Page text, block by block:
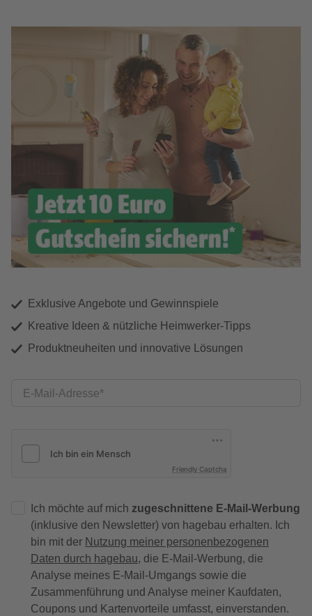
Exklusive Angebote und Gewinnspiele
Kreative Ideen & nützliche Heimwerker-Tipps
Produktneuheiten und innovative Lösungen
E-Mail-Adresse
Friendly Captcha
Ich möchte auf mich zugeschnittene E-Mail-Werbung
(inklusive den Newsletter) von hagebau erhalten. Ich
bin mit der Nutzung meiner personenbezogenen
Daten durch hagebau, die E-Mail-Werbung, die
Analyse meines E-Mail-Umgangs sowie die
Zusammenführung und Analyse meiner Kaufdaten,
Coupons und Kartenvorteile umfasst, einverstanden.